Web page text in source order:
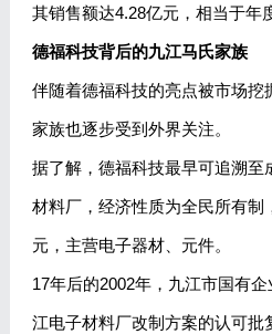
其销售额达4.28亿元，相当于年
德福科技背后的九江马氏家族
伴随着德福科技的亮点被市场挖
家族也逐步受到外界关注。
据了解，德福科技最早可追溯至
材料厂，经济性质为全民所有制
元，主营电子器材、元件。
17年后的2002年，九江市国有
江电子材料厂改制方案的认可批